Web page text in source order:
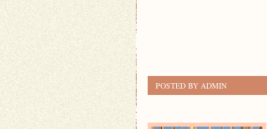
POSTED BY ADMIN